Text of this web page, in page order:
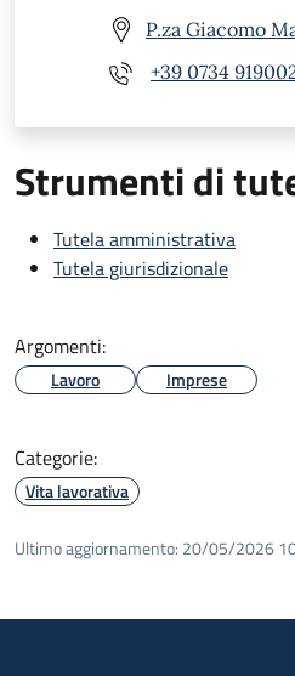
P.za Giacomo
+39 0734
Strumenti di
Tutela amministrativa
Tutela giurisdizionale
Argomenti:
Lavoro Imprese
Categorie:
Vita lavorativa
Ultimo aggiornamento: 20/05/2026